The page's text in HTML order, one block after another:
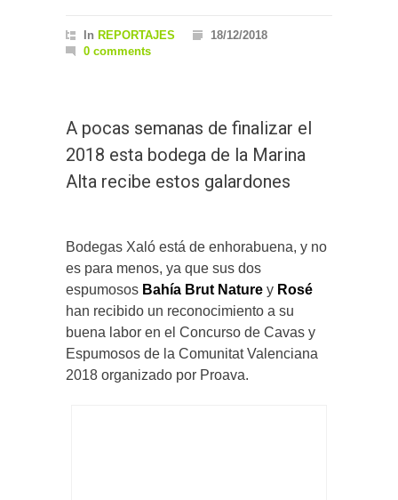
In REPORTAJES
18/12/2018
0 comments
A pocas semanas de finalizar el
2018 esta bodega de la Marina
Alta recibe estos galardones
Bodegas Xaló está de enhorabuena, y no
es para menos, ya que sus dos
espumosos Bahía Brut Nature y Rosé
han recibido un reconocimiento a su
buena labor en el Concurso de Cavas y
Espumosos de la Comunitat Valenciana
2018 organizado por Proava.